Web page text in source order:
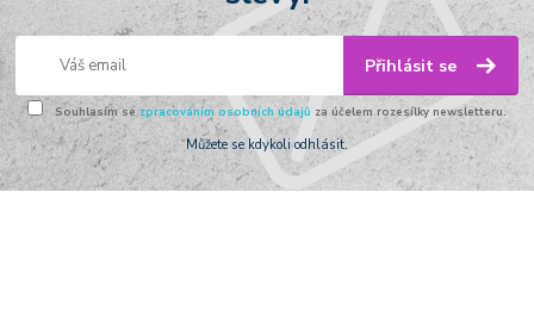
Přihlásit se
Souhlasím se zpracováním osobních údajů za účelem rozesílky newsletteru.
Můžete se kdykoli odhlásit.